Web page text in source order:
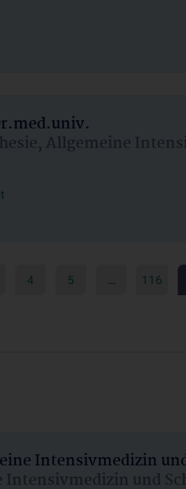
Allgemeine
4 5 … 116
Intensivmedizin
und